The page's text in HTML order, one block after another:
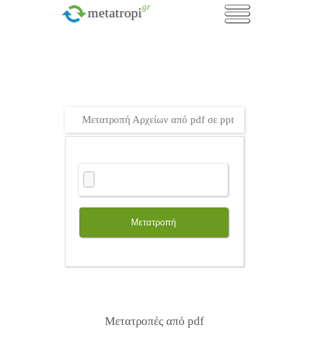
metatropi.gr
Μετατροπή Αρχείων από pdf σε ppt
Μετατροπή
Μετατροπές από pdf